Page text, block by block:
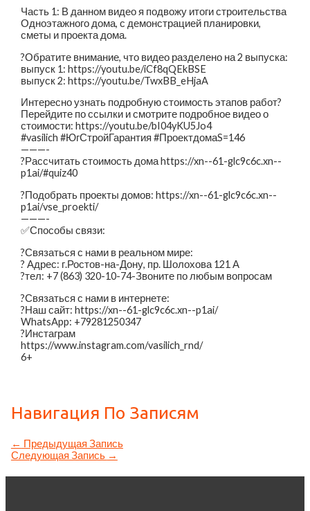
Часть 1: В данном видео я подвожу итоги строительства
Одноэтажного дома, с демонстрацией планировки,
сметы и проекта дома.
?Обратите внимание, что видео разделено на 2 выпуска:
выпуск 1: https://youtu.be/iCf8qQEkBSE
выпуск 2: https://youtu.be/TwxBB_eHjaA
Интересно узнать подробную стоимость этапов работ?
Перейдите по ссылки и смотрите подробное видео о
стоимости: https://youtu.be/bI04yKU5Jo4
#vasilich #ЮгСтройГарантия #ПроектдомаS=146
———-
?Рассчитать стоимость дома https://xn--61-glc9c6c.xn--
p1ai/#quiz40
?Подобрать проекты домов: https://xn--61-glc9c6c.xn--
p1ai/vse_proekti/
———-
✅Способы связи:
?Связаться с нами в реальном мире:
? Адрес: г.Ростов-на-Дону, пр. Шолохова 121 А
?тел: +7 (863) 320-10-74-Звоните по любым вопросам
?Связаться с нами в интернете:
?️Наш сайт: https://xn--61-glc9c6c.xn--p1ai/
WhatsApp: +79281250347
?Инстаграм
https://www.instagram.com/vasilich_rnd/
6+
Навигация По Записям
← Предыдущая Запись
Следующая Запись →